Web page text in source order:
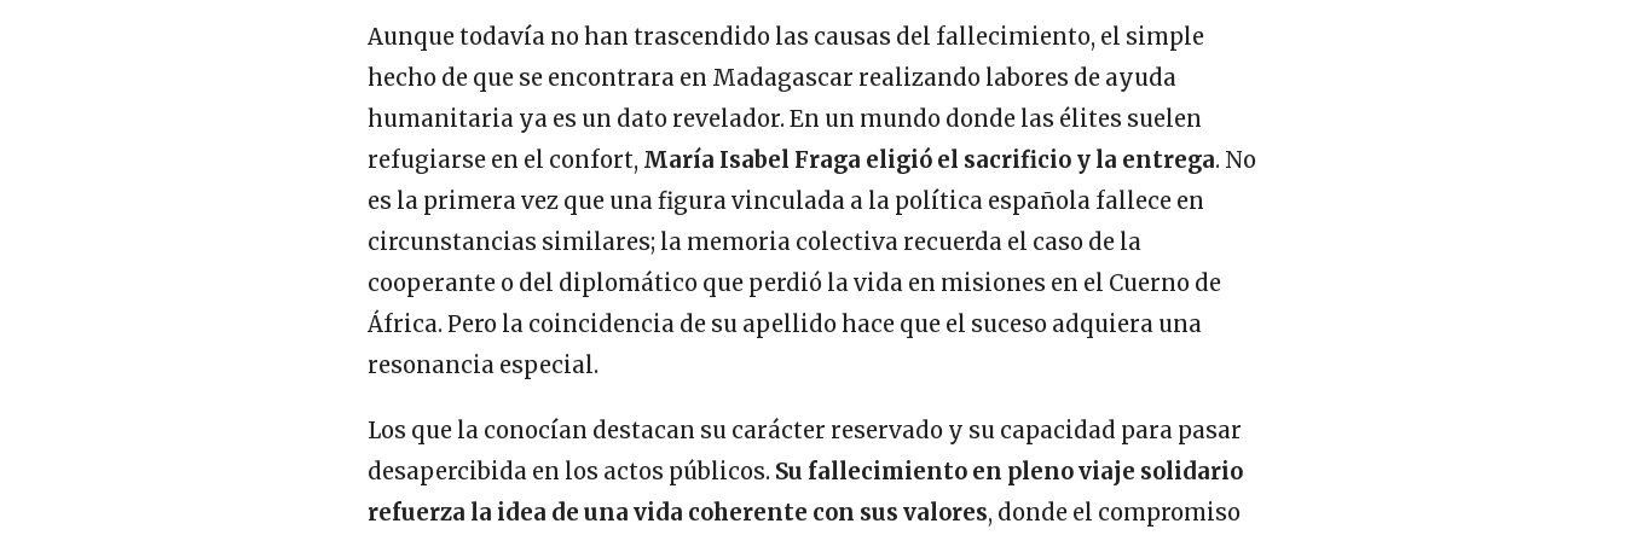
Aunque todavía no han trascendido las causas del fallecimiento, el simple
hecho de que se encontrara en Madagascar realizando labores de ayuda
humanitaria ya es un dato revelador. En un mundo donde las élites suelen
refugiarse en el confort, María Isabel Fraga eligió el sacrificio y la entrega. No
es la primera vez que una figura vinculada a la política española fallece en
circunstancias similares; la memoria colectiva recuerda el caso de la
cooperante o del diplomático que perdió la vida en misiones en el Cuerno de
África. Pero la coincidencia de su apellido hace que el suceso adquiera una
resonancia especial.
Los que la conocían destacan su carácter reservado y su capacidad para pasar
desapercibida en los actos públicos. Su fallecimiento en pleno viaje solidario
refuerza la idea de una vida coherente con sus valores, donde el compromiso